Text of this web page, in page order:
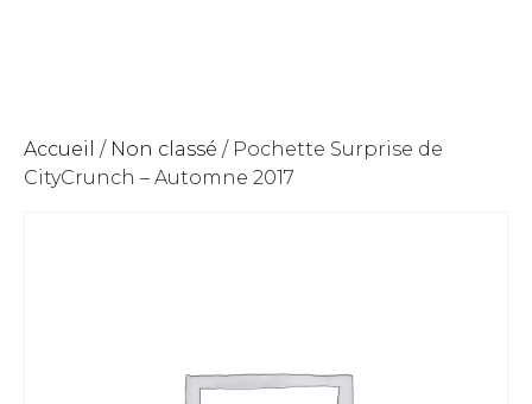
Accueil / Non classé / Pochette Surprise de
CityCrunch – Automne 2017